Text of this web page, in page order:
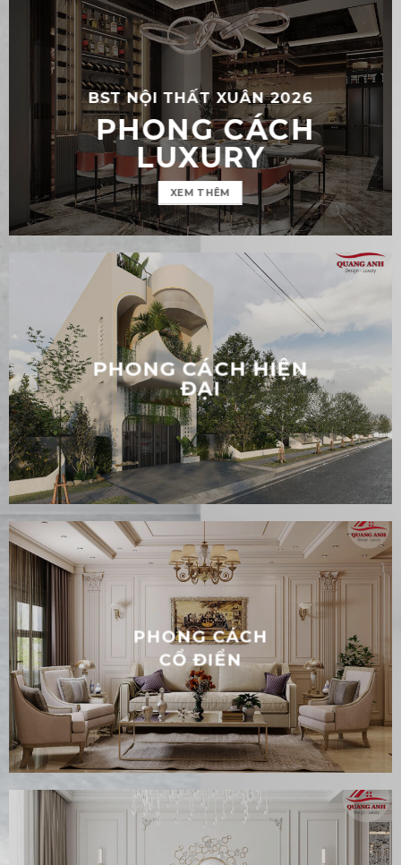
Tại Quận 4, Quang Anh Decor đã thực hiện dự
án thiết kế phòng ngủ...
BST NỘI THẤT XUÂN 2026
PHONG CÁCH
LUXURY
XEM THÊM
PHONG CÁCH HIỆN
ĐẠI
PHONG CÁCH
CỔ ĐIỂN